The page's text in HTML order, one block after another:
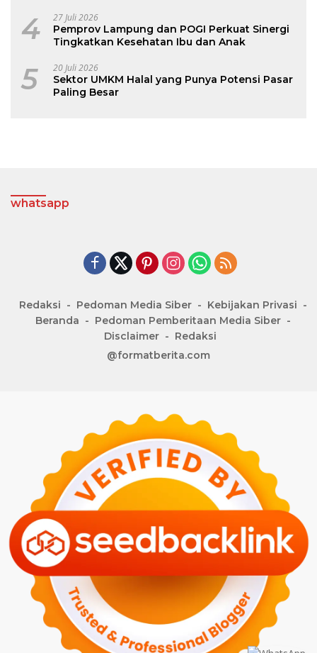
4 27 Juli 2026
Pemprov Lampung dan POGI Perkuat Sinergi
Tingkatkan Kesehatan Ibu dan Anak
5 20 Juli 2026
Sektor UMKM Halal yang Punya Potensi Pasar
Paling Besar
whatsapp
Redaksi Pedoman Media Siber
Kebijakan Privasi
Beranda
Pedoman Pemberitaan Media Siber
Disclaimer
Redaksi
@formatberita.com